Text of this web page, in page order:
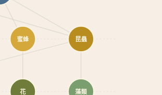
花 藻類
蜜蜂 昆蟲